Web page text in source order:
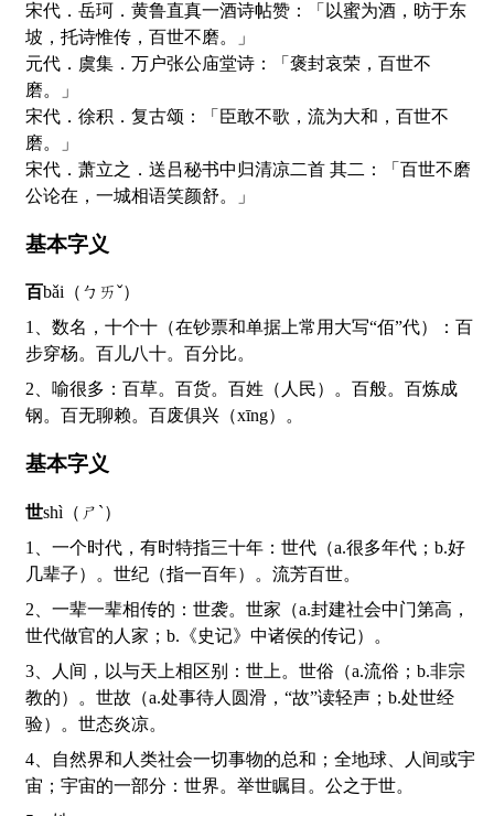
宋代．岳珂．黄鲁直真一酒诗帖赞：「以蜜为酒，昉于东
坡，托诗惟传，百世不磨。」
元代．虞集．万户张公庙堂诗：「褒封哀荣，百世不
磨。」
宋代．徐积．复古颂：「臣敢不歌，流为大和，百世不
磨。」
宋代．萧立之．送吕秘书中归清凉二首 其二：「百世不磨
公论在，一城相语笑颜舒。」
基本字义
百bǎi（ㄅㄞˇ）
1、数名，十个十（在钞票和单据上常用大写“佰”代）：百
步穿杨。百儿八十。百分比。
2、喻很多：百草。百货。百姓（人民）。百般。百炼成
钢。百无聊赖。百废俱兴（xīng）。
基本字义
世shì（ㄕˋ）
1、一个时代，有时特指三十年：世代（a.很多年代；b.好
几辈子）。世纪（指一百年）。流芳百世。
2、一辈一辈相传的：世袭。世家（a.封建社会中门第高，
世代做官的人家；b.《史记》中诸侯的传记）。
3、人间，以与天上相区别：世上。世俗（a.流俗；b.非宗
教的）。世故（a.处事待人圆滑，“故”读轻声；b.处世经
验）。世态炎凉。
4、自然界和人类社会一切事物的总和；全地球、人间或宇
宙；宇宙的一部分：世界。举世瞩目。公之于世。